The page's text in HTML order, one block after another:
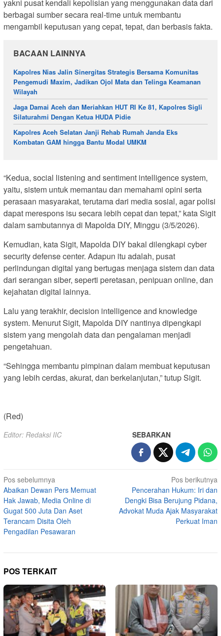
yakni pusat kendali kepolisian yang menggunakan data dari
berbagai sumber secara real-time untuk membantu
mengambil keputusan yang cepat, tepat, dan berbasis fakta.
BACAAN LAINNYA
Kapolres Nias Jalin Sinergitas Strategis Bersama Komunitas
Pengemudi Maxim, Jadikan Ojol Mata dan Telinga Keamanan
Wilayah
Jaga Damai Aceh dan Meriahkan HUT RI Ke 81, Kapolres Sigli
Silaturahmi Dengan Ketua HUDA Pidie
Kapolres Aceh Selatan Janji Rehab Rumah Janda Eks
Kombatan GAM hingga Bantu Modal UMKM
“Kedua, social listening and sentiment intelligence system,
yaitu, sistem untuk memantau dan memahami opini serta
perasaan masyarakat, terutama dari media sosial, agar polisi
dapat merespons isu secara lebih cepat dan tepat,” kata Sigit
dalam sambutannya di Mapolda DIY, Minggu (3/5/2026).
Kemudian, kata Sigit, Mapolda DIY bakal dilengkapi cyber
security defense center. Adapun itu adalah, pusat
perlindungan digital yang bertugas menjaga sistem dan data
dari serangan siber, seperti peretasan, penipuan online, dan
kejahatan digital lainnya.
Lalu yang terakhir, decision intelligence and knowledge
system. Menurut Sigit, Mapolda DIY nantinya dipengkapi
sistem yang mengolah data dan pengalaman menjadi
pengetahuan.
“Sehingga membantu pimpinan dalam membuat keputusan
yang lebih cerdas, akurat, dan berkelanjutan,” tutup Sigit.
(Red)
Editor: Redaksi IIC SEBARKAN
Navigasi
pos
Pos sebelumnya
Abaikan Dewan Pers Memuat
Hak Jawab, Media Online di
Gugat 500 Juta Dan Aset
Terancam Disita Oleh
Pengadilan Pesawaran
Pos berikutnya
Pencerahan Hukum: Iri dan
Dengki Bisa Berujung Pidana,
Advokat Muda Ajak Masyarakat
Perkuat Iman
POS TERKAIT